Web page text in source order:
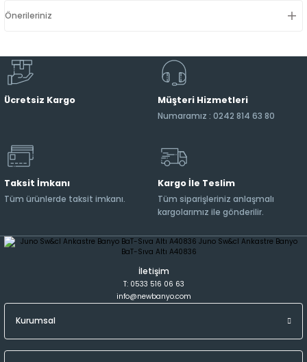
Önerileriniz
Ücretsiz Kargo Müşteri Hizmetleri
Numaramız : 0242 814 63 80
Taksit İmkanı
Tüm ürünlerde taksit imkanı.
Kargo İle Teslim
Tüm siparişleriniz anlaşmalı
kargolarımız ile gönderilir.
İletişim
T: 0533 516 06 63
info@newbanyo.com
Kurumsal